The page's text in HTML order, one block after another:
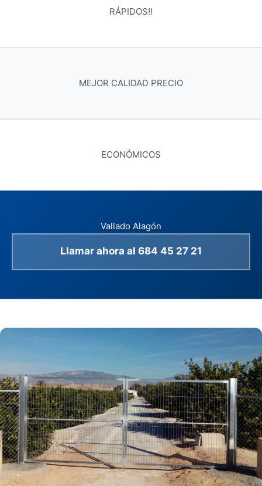
RÁPIDOS!!
MEJOR CALIDAD PRECIO
ECONÓMICOS
Vallado Alagón
Llamar ahora al 684 45 27 21